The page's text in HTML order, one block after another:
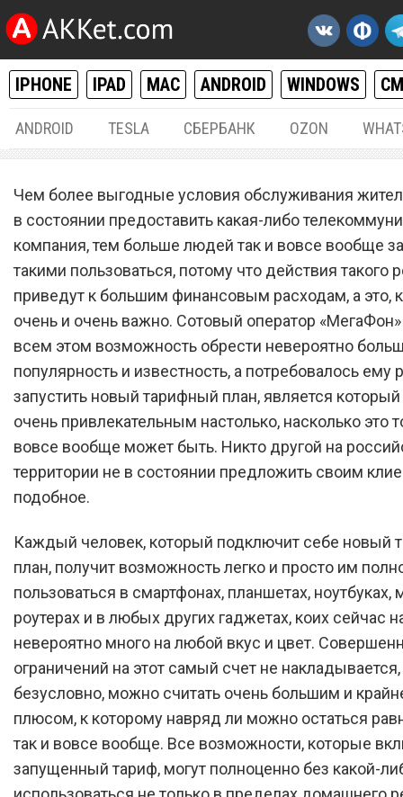
IPHONE IPAD MAC ANDROID WINDOWS
ANDROID TESLA СБЕРБАНК OZON
Сотовый оператор
запустил новый
план, которому совсем
равных
Чем более выгодные условия обслуживания
в состоянии предоставить какая-либо
компания, тем больше людей так и вовсе вообще
такими пользоваться, потому что действия такого
приведут к большим финансовым расходам, а это,
очень и очень важно. Сотовый оператор
всем этом возможность обрести невероятно
популярность и известность, а потребовалось ему
запустить новый тарифный план, является
очень привлекательным настолько, насколько это
вовсе вообще может быть. Никто другой на
территории не в состоянии предложить своим
подобное.
Каждый человек, который подключит себе новый
план, получит возможность легко и просто им
пользоваться в смартфонах, планшетах, ноутбуках,
роутерах и в любых других гаджетах, коих сейчас
невероятно много на любой вкус и цвет.
ограничений на этот самый счет не накладывается,
безусловно, можно считать очень большим и
плюсом, к которому навряд ли можно остаться
так и вовсе вообще. Все возможности, которые
запущенный тариф, могут полноценно без какой-